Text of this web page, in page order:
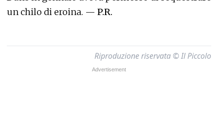
un chilo di eroina. — P.R.
Riproduzione riservata © Il Piccolo